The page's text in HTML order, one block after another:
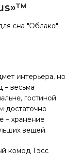
интерьера, но
– весьма
гостиной.
достаточно
– хранение
вещей.
комод Тэсс